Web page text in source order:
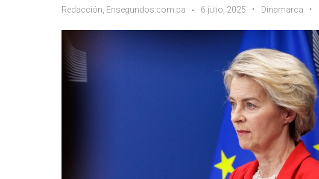
Redacción, Ensegundos.com.pa 6 julio, 2025 Dinamarca